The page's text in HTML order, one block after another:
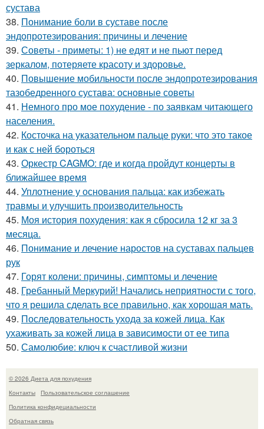
сустава
38. Понимание боли в суставе после
эндопротезирования: причины и лечение
39. Советы - приметы: 1) не едят и не пьют перед
зеркалом, потеряете красоту и здоровье.
40. Повышение мобильности после эндопротезирования
тазобедренного сустава: основные советы
41. Немного про мое похудение - по заявкам читающего
населения.
42. Косточка на указательном пальце руки: что это такое
и как с ней бороться
43. Оркестр CAGMO: где и когда пройдут концерты в
ближайшее время
44. Уплотнение у основания пальца: как избежать
травмы и улучшить производительность
45. Моя история похудения: как я сбросила 12 кг за 3
месяца.
46. Понимание и лечение наростов на суставах пальцев
рук
47. Горят колени: причины, симптомы и лечение
48. Гребанный Меркурий! Начались неприятности с того,
что я решила сделать все правильно, как хорошая мать.
49. Последовательность ухода за кожей лица. Как
ухаживать за кожей лица в зависимости от ее типа
50. Самолюбие: ключ к счастливой жизни
© 2026 Диета для похудения
Контакты
Пользовательское соглашение
Политика конфидециальности
Обратная связь